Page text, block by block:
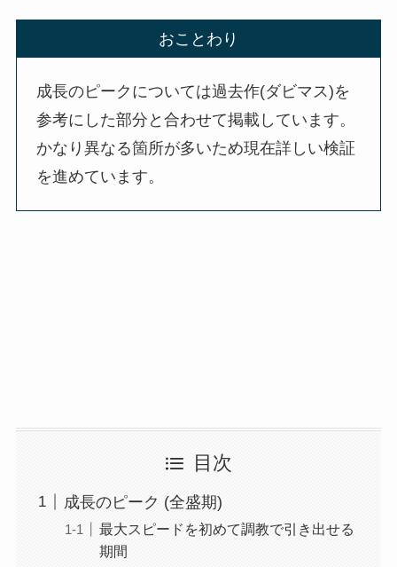
おことわり
成長のピークについては過去作(ダビマス)を
参考にした部分と合わせて掲載しています。
かなり異なる箇所が多いため現在詳しい検証
を進めています。
目次
成長のピーク (全盛期)
最大スピードを初めて調教で引き出せる
期間